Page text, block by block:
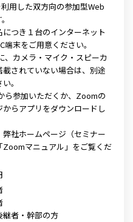
利用した双方向の参加型Web
つき１台のインターネット
端末をご用意ください。
カメラ・マイク・スピーカ
載されていない場合は、別途
。
ら参加いただくか、Zoomの
からアプリをダウンロードし
社ホームページ（セミナー
Zoomマニュアル」をご覧くだ
継者・幹部の方